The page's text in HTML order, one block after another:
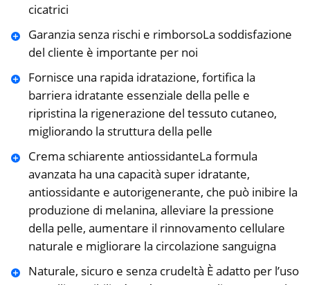
cicatrici
Garanzia senza rischi e rimborsoLa soddisfazione
del cliente è importante per noi
Fornisce una rapida idratazione, fortifica la
barriera idratante essenziale della pelle e
ripristina la rigenerazione del tessuto cutaneo,
migliorando la struttura della pelle
Crema schiarente antiossidanteLa formula
avanzata ha una capacità super idratante,
antiossidante e autorigenerante, che può inibire la
produzione di melanina, alleviare la pressione
della pelle, aumentare il rinnovamento cellulare
naturale e migliorare la circolazione sanguigna
Naturale, sicuro e senza crudeltà È adatto per l’uso